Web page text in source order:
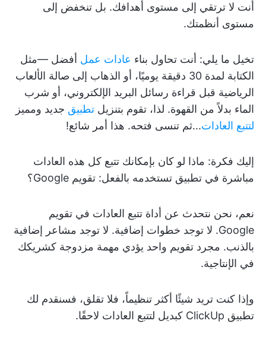
أنت لا ترتقي إلى مستوى أهدافك. بل تنخفض إلى
مستوى أنظمتك.
تخيل ما يلي: أنت تحاول بناء عادات عمل أفضل —مثل
الكتابة لمدة 30 دقيقة يوميًا، أو الذهاب إلى صالة الألعاب
الرياضية قبل قراءة رسائل البريد الإلكتروني، أو شرب
الماء بدلاً من القهوة. لذا، تقوم بتنزيل تطبيق جديد ومميز
لتتبع العادات...ثم تنسى فتحه. هذا أمر شائع!
إليك فكرة: ماذا لو كان بإمكانك تتبع كل هذه العادات
مباشرة في تطبيق تستخدمه بالفعل: تقويم Google؟
نعم، نحن نتحدث عن أداة تتبع العادات في تقويم
Google. لا توجد خطوات إضافية. لا توجد مشاعر إضافية
بالذنب. مجرد تقويم واحد يؤدي مهمة مزدوجة كشريكك
في الإنتاجية.
وإذا كنت تريد شيئًا أكثر تنظيماً، فلا تقلق، فسنقدم لك
تطبيق ClickUp كبديل لتتبع العادات لاحقًا.